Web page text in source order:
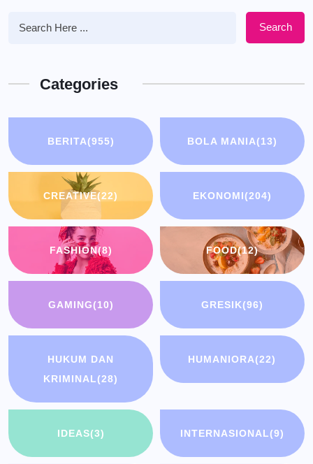
Search
Categories
BERITA(955) BOLA MANIA(13)
CREATIVE(22) EKONOMI(204)
FASHION(8) FOOD(12)
GAMING(10) GRESIK(96)
HUKUM DAN
KRIMINAL(28)
HUMANIORA(22)
IDEAS(3) INTERNASIONAL(9)